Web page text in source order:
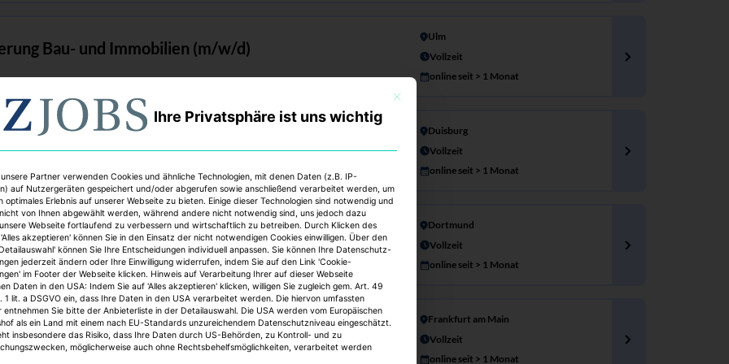
Bau- und Immobilien (m/w/d)
Ulm
Vollzeit
online seit > 1 Monat
Officer (m/w/d)
Duisburg
Vollzeit
online seit > 1 Monat
Property Manager (m/w/d
Westfalen
Dortmund
Vollzeit
online seit > 1 Monat
Reinigungsmanagement (m/w/d)
Frankfurt am Main
Vollzeit
online seit > 1 Monat
Mit diesem Button wird der Dialog geschlossen. Seine Funktionalität ist identisch
Ihre Privatsphäre ist uns wichtig
Partner verwenden Cookies und ähnliche Technologien, mit denen Daten (z.B. IP-
auf Nutzergeräten gespeichert und/oder abgerufen sowie anschließend verarbeitet werden, um
optimales Erlebnis auf unserer Webseite zu bieten. Einige dieser Technologien sind notwendig und
von Ihnen abgewählt werden, während andere nicht notwendig sind, uns jedoch dazu
Webseite fortlaufend zu verbessern und wirtschaftlich zu betreiben. Durch Klicken des
akzeptieren' können Sie in den Einsatz der nicht notwendigen Cookies einwilligen. Über den
können Sie Ihre Entscheidungen individuell anpassen. Sie können Ihre Datenschutz-
jederzeit ändern oder Ihre Einwilligung widerrufen, indem Sie auf den Link 'Cookie-
im Footer der Webseite klicken. Hinweis auf Verarbeitung Ihrer auf dieser Webseite
Daten in den USA: Indem Sie auf 'Alles akzeptieren' klicken, willigen Sie zugleich gem. Art. 49
1 lit. a DSGVO ein, dass Ihre Daten in den USA verarbeitet werden. Die hiervon umfassten
entnehmen Sie bitte der Anbieterliste in der Detailauswahl. Die USA werden vom Europäischen
als ein Land mit einem nach EU-Standards unzureichendem Datenschutzniveau eingeschätzt.
insbesondere das Risiko, dass Ihre Daten durch US-Behörden, zu Kontroll- und zu
möglicherweise auch ohne Rechtsbehelfsmöglichkeiten, verarbeitet werden